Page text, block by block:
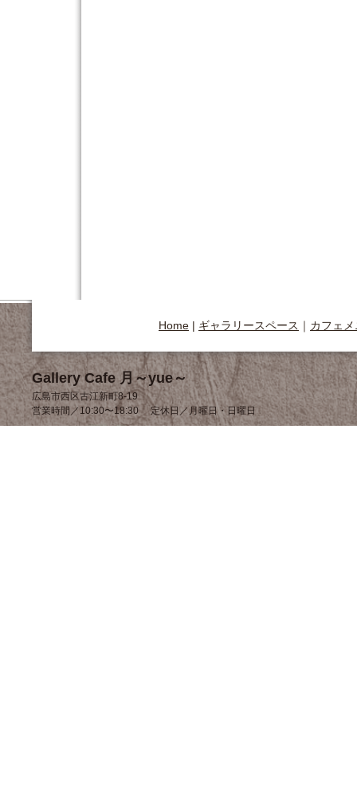
Home | ギャラリースペース ｜ カフェ
Gallery Cafe 月～yue～
広島市西区古江新町8-19
営業時間／10:30〜18:30 定休日／月曜日・日曜日